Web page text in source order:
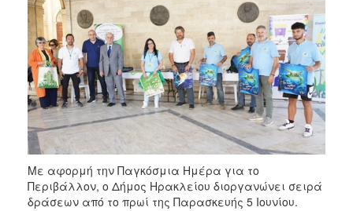
2006
ΤΟΠΟΣ
ΠΟΛΙΤΙΣΜΟΣ
ΑΝΘΕΚΤΙΚΗ
ΠΟΛΗ
Με αφορμή την Παγκόσμια Ημέρα για το
Περιβάλλον, ο Δήμος Ηρακλείου διοργανώνει σειρά
δράσεων από το πρωί της Παρασκευής 5 Ιουνίου.